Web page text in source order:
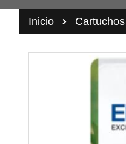
Inicio